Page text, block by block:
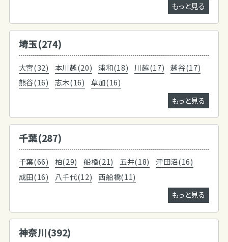
もっと見る
埼玉(274)
大宮(32) 本川越(20) 浦和(18) 川越(17)
越谷(17)
熊谷(16)
志木(16)
草加(16)
もっと見る
千葉(287)
千葉(66) 柏(29) 船橋(21) 五井(18)
津田沼(16)
成田(16)
八千代(12)
西船橋(11)
もっと見る
神奈川(392)